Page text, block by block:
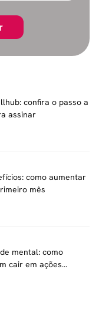
confira o passo a
assinar
como aumentar
mês
mental: como
cair em ações